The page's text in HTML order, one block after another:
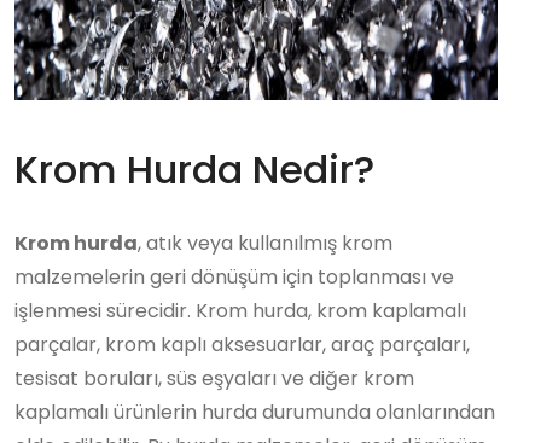
Krom Hurda Nedir?
Krom hurda, atık veya kullanılmış krom
malzemelerin geri dönüşüm için toplanması ve
işlenmesi sürecidir. Krom hurda, krom kaplamalı
parçalar, krom kaplı aksesuarlar, araç parçaları,
tesisat boruları, süs eşyaları ve diğer krom
kaplamalı ürünlerin hurda durumunda olanlarından